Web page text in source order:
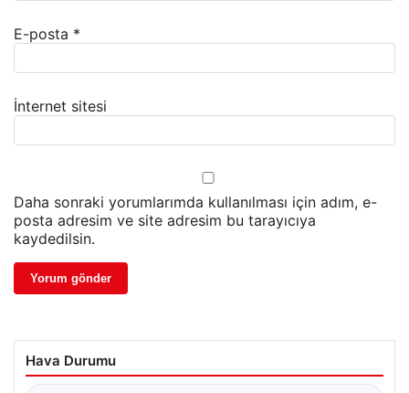
E-posta *
İnternet sitesi
Daha sonraki yorumlarımda kullanılması için adım, e-
posta adresim ve site adresim bu tarayıcıya
kaydedilsin.
Hava Durumu